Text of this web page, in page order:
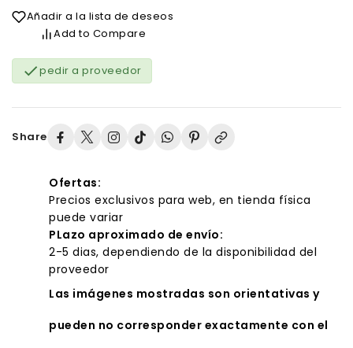
Añadir a la lista de deseos
Add to Compare
pedir a proveedor
Share
Ofertas:
Precios exclusivos para web, en tienda física
puede variar
PLazo aproximado de envío:
2-5 dias, dependiendo de la disponibilidad del
proveedor
Las imágenes mostradas son orientativas y
pueden no corresponder exactamente con el